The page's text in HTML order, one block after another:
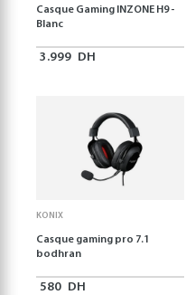
Casque Gaming INZONE H9 -
Blanc
3.999 DH
KONIX
Casque gaming pro 7.1
bodhran
580 DH